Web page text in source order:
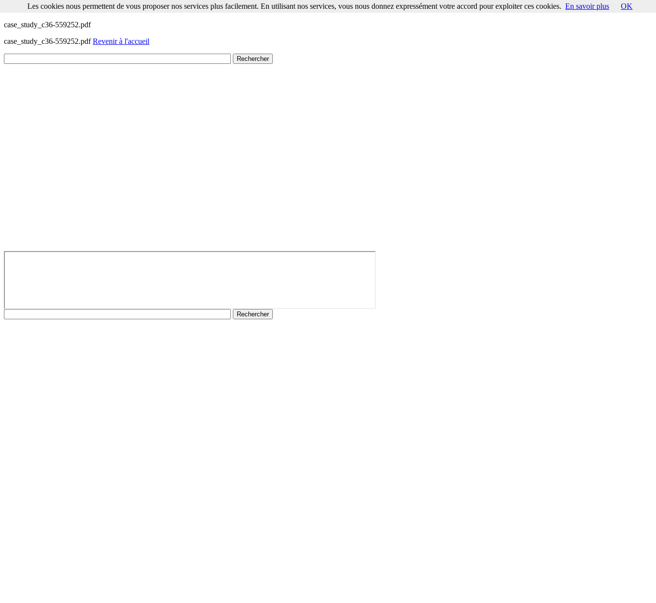
Les cookies nous permettent de vous proposer nos services plus facilement. En utilisant nos services, vous nous donnez expressément votre accord pour exploiter ces cookies.En savoir plus OK
case_study_c36-559252.pdf
case_study_c36-559252.pdfRevenir à l'accueil
Les cookies nous permettent de vous proposer nos services plus facilement. En utilisant nos services, vous nous donnez expressément votre accord pour exploiter ces cookies. En savoir plus OK